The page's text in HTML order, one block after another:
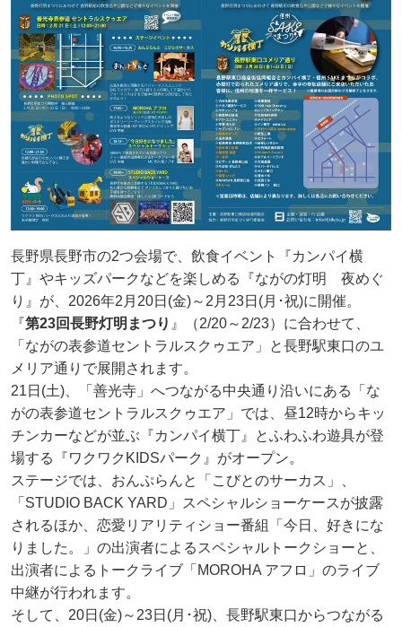
長野県長野市の2つ会場で、飲食イベント『カンパイ横
丁』やキッズパークなどを楽しめる『ながの灯明 夜めぐ
り』が、2026年2月20日(金)～2月23日(月･祝)に開催。
『第23回長野灯明まつり 』（2/20～2/23）に合わせて、
「ながの表参道セントラルスクゥエア」と長野駅東口のユ
メリア通りで展開されます。
21日(土)、「善光寺」へつながる中央通り沿いにある「な
がの表参道セントラルスクゥエア」では、昼12時からキッ
チンカーなどが並ぶ『カンパイ横丁』とふわふわ遊具が登
場する『ワクワクKIDSパーク』がオープン。
ステージでは、おんぷらんと「こびとのサーカス」、
「STUDIO BACK YARD」スペシャルショーケースが披露
されるほか、恋愛リアリティショー番組「今日、好きにな
りました。」の出演者によるスペシャルトークショーと、
出演者によるトークライブ「MOROHA アフロ」のライブ
中継が行われます。
そして、20日(金)～23日(月･祝)、長野駅東口からつながる